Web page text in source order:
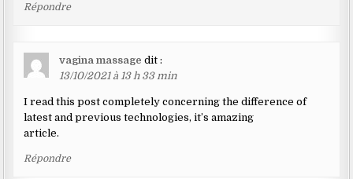
Répondre
vagina massage dit :
13/10/2021 à 13 h 33 min
I read this post completely concerning the difference of
latest and previous technologies, it’s amazing
article.
Répondre